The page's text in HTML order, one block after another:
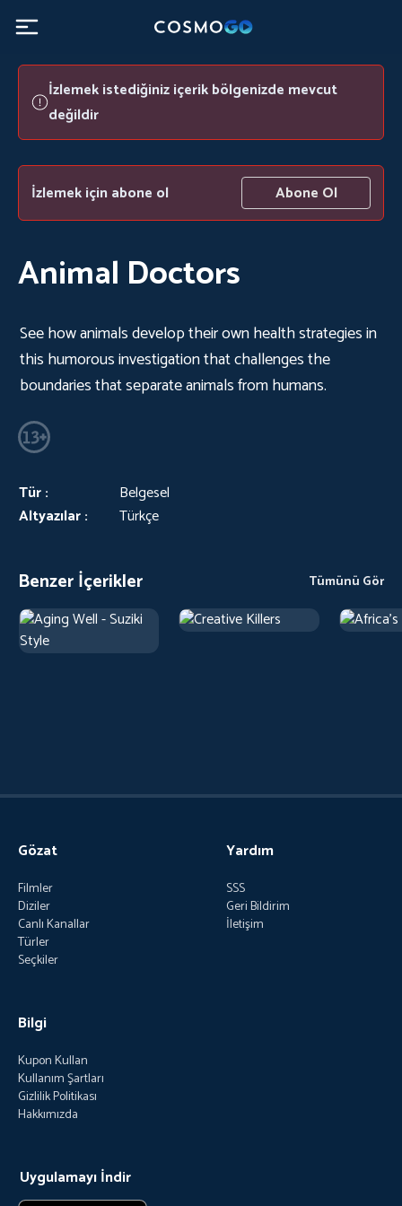
İzlemek istediğiniz içerik bölgenizde mevcut
değildir
İzlemek için abone ol Abone Ol
Animal Doctors
See how animals develop their own health strategies in
this humorous investigation that challenges the
boundaries that separate animals from humans.
Tür :
Belgesel
Altyazılar :
Türkçe
Benzer İçerikler Tümünü Gör
Gözat
Filmler
Diziler
Canlı Kanallar
Türler
Seçkiler
Yardım
SSS
Geri Bildirim
İletişim
Bilgi
Kupon Kullan
Kullanım Şartları
Gizlilik Politikası
Hakkımızda
Uygulamayı İndir